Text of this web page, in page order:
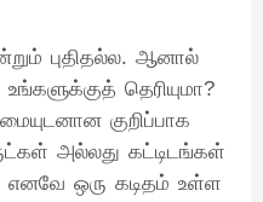
புதிதல்ல. ஆனால்
தெரியுமா?
குறிப்பாக
அல்லது கட்டிடங்கள்
எனவே ஒரு கடிதம் உள்ள